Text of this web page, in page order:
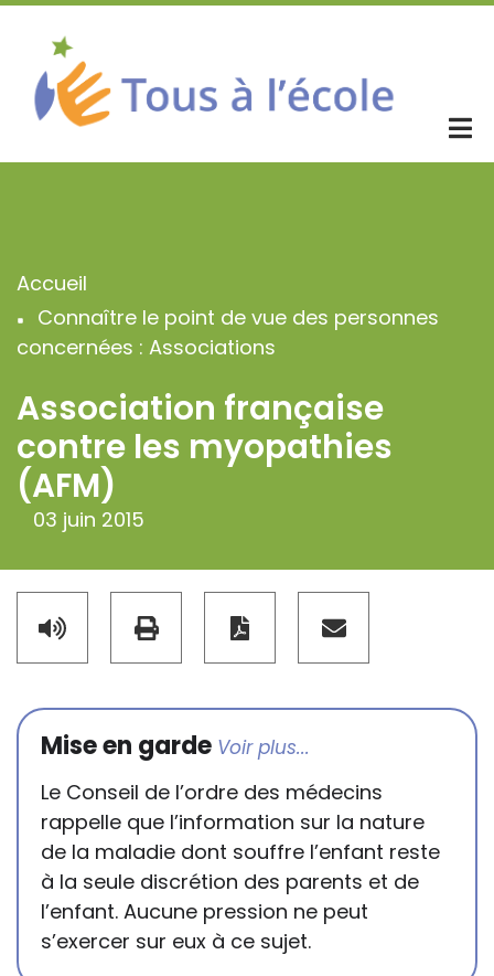
Aller
contenu
principal
Fil
d'Ariane
Accueil
Connaître le point de vue des personnes
concernées : Associations
Association française
contre les myopathies
(AFM)
03 juin 2015
Mise en garde
Le Conseil de l’ordre des médecins
rappelle que l’information sur la nature
de la maladie dont souffre l’enfant reste
à la seule discrétion des parents et de
l’enfant. Aucune pression ne peut
s’exercer sur eux à ce sujet.